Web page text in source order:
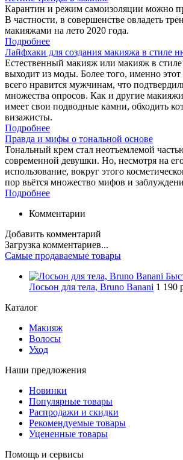
Карантин и режим самоизоляции можно
В частности, в совершенстве овладеть
макияжами на лето 2020 года.
Подробнее
Лайфхаки для создания макияжа в стиле
Естественный макияж или макияж в
выходит из моды. Более того, именно
всего нравится мужчинам, что
множества опросов. Как и другие
имеет свои подводные камни, обходить
визажисты.
Подробнее
Правда и мифы о тональной основе
Тональный крем стал неотъемлемой
современной девушки. Но, несмотря на
использование, вокруг этого
пор вьётся множество мифов и
Подробнее
Комментарии
Добавить комментарий
Загрузка комментариев...
Самые продаваемые товары
Лосьон для тела, Bruno Banani 1 190
Каталог
Макияж
Волосы
Уход
Наши предложения
Новинки
Популярные товары
Распродажи и скидки
Рекомендуемые товары
Уцененные товары
Помощь и сервисы